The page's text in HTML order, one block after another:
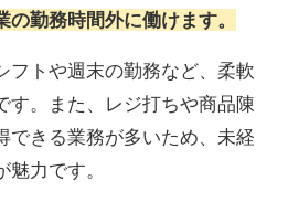
勤務時間外に働けます。
フトや週末の勤務など、柔軟
す。また、レジ打ちや商品陳
できる業務が多いため、未経
力です。